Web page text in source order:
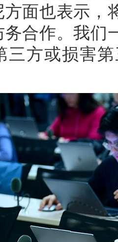
方面也表示，
务合作。我们
三方或损害